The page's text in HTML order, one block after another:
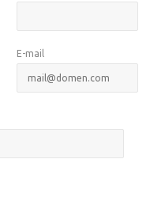
E-mail